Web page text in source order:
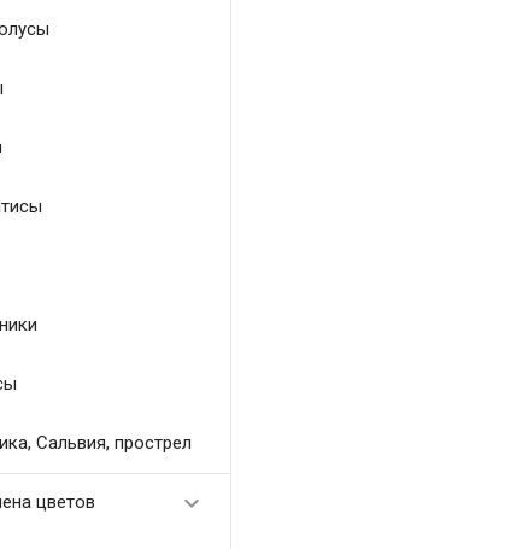
Сальвия, прострел
цветов 